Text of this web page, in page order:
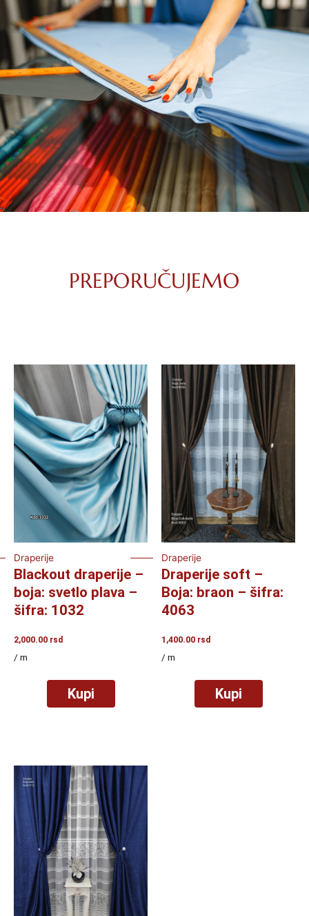
PREPORUČUJEMO
Draperije
Blackout draperije –
boja: svetlo plava –
šifra: 1032
2,000.00 rsd
/ m
Kupi
Draperije
Draperije soft –
Boja: braon – šifra:
4063
1,400.00 rsd
/ m
Kupi